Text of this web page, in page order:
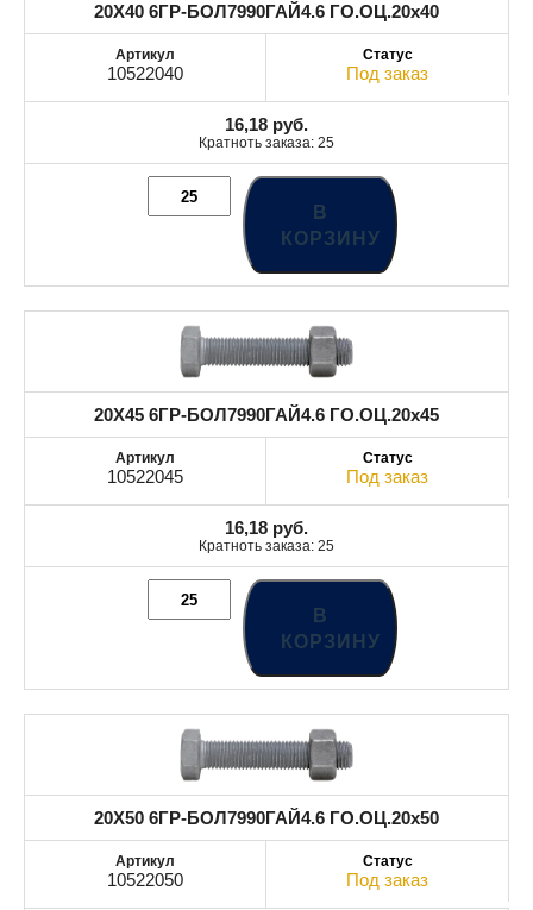
20X40 6ГР-БОЛ7990ГАЙ4.6 ГО.ОЦ.20x40
10522040 Под заказ
16,18 руб.
Кратноть заказа: 25
В
КОРЗИНУ
20X45 6ГР-БОЛ7990ГАЙ4.6 ГО.ОЦ.20x45
10522045 Под заказ
16,18 руб.
Кратноть заказа: 25
В
КОРЗИНУ
20X50 6ГР-БОЛ7990ГАЙ4.6 ГО.ОЦ.20x50
10522050 Под заказ